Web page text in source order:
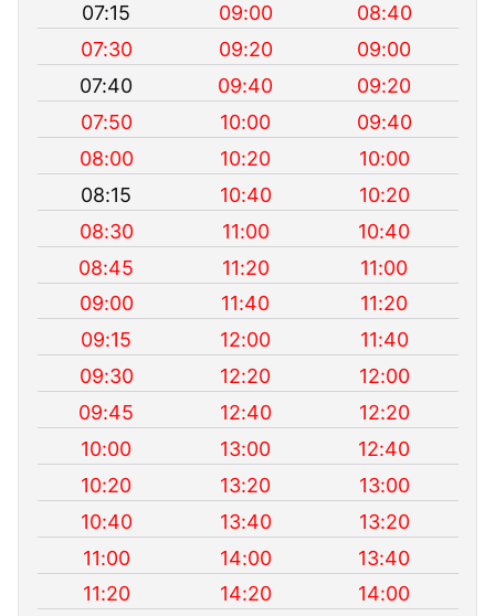
07:15
09:00
08:40
07:30
09:20
09:00
07:40
09:40
09:20
07:50
10:00
09:40
08:00
10:20
10:00
08:15
10:40
10:20
08:30
11:00
10:40
08:45
11:20
11:00
09:00
11:40
11:20
09:15
12:00
11:40
09:30
12:20
12:00
09:45
12:40
12:20
10:00
13:00
12:40
10:20
13:20
13:00
10:40
13:40
13:20
11:00
14:00
13:40
11:20
14:20 14:00